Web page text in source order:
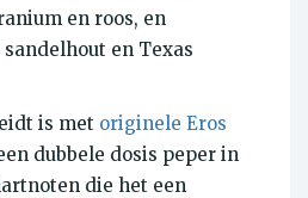
en roos, en
en Texas
is met originele Eros
dubbele dosis peper in
die het een